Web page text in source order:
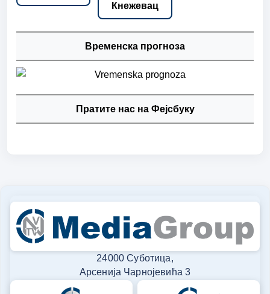
Кнежевац
Временска прогноза
Пратите нас на Фејсбуку
24000 Суботица,
Арсенија Чарнојевића 3